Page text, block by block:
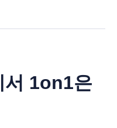
서 1on1은